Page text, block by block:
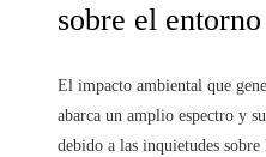
sobre el
El impacto ambiental que
abarca un amplio espectro y
debido a las inquietudes